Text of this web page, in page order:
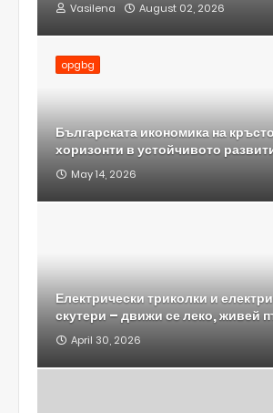
Vasilena August 02, 2026
opgbg
Българската икономика на
хоризонти в устойчивото
May 14, 2026
Електрически триколки и
скутери – движи се леко, живей
April 30, 2026